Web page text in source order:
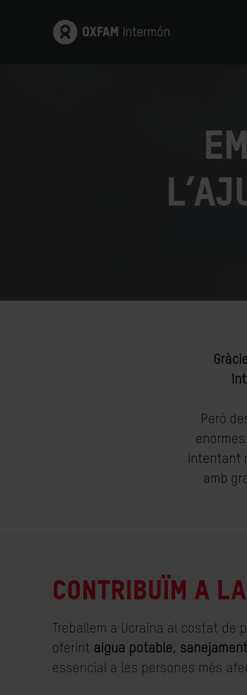
Però
enormes.
intentant
amb
CONTRIBUÏM A
Treballem a Ucraïna al costat de
oferint aigua potable,
essencial a les persones més